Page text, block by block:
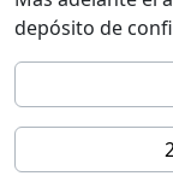
bosques
crestas con
Las huellas de
habitó se
de montaña
herradura que
depósito de